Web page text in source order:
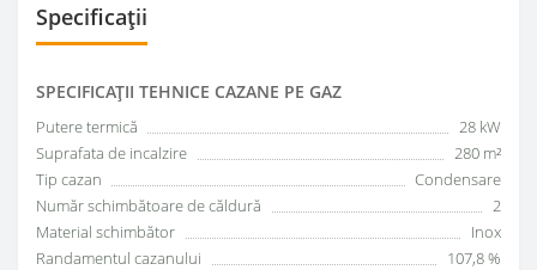
Specificații
SPECIFICAŢII TEHNICE CAZANE PE GAZ
Putere termică
28 kW
Suprafata de incalzire
280 m²
Tip cazan
Condensare
Număr schimbătoare de căldură
2
Material schimbător
Inox
Randamentul cazanului
107,8 %